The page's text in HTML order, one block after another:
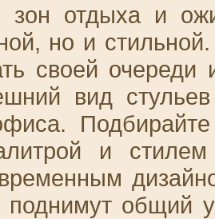
зон отдыха и
но и
своей
вид
и
поднимут общий